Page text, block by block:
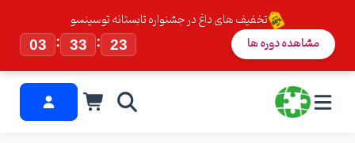
تخفیف های داغ در جشنواره تابستانه توسینسو
03
: 33 : 23 مشاهده دوره ها